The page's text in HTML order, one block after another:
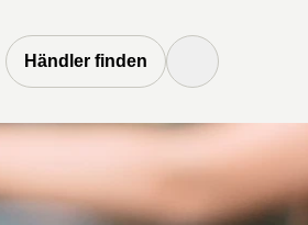
Händler finden
Suchen Button